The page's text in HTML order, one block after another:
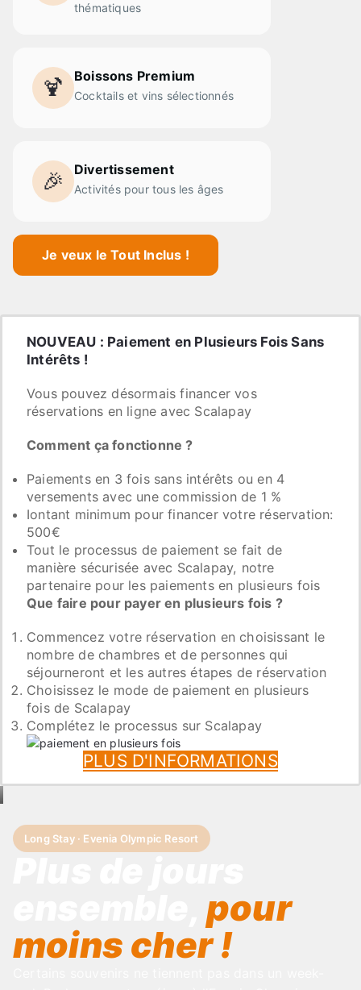
thématiques
🍹 Boissons Premium
Cocktails et vins sélectionnés
🎉 Divertissement
Activités pour tous les âges
Je veux le Tout Inclus !
NOUVEAU : Paiement en Plusieurs Fois Sans
Intérêts !
Vous pouvez désormais financer vos
réservations en ligne avec Scalapay
Comment ça fonctionne ?
Paiements en 3 fois sans intérêts ou en 4
versements avec une commission de 1 %
Iontant minimum pour financer votre réservation:
500€
Tout le processus de paiement se fait de
manière sécurisée avec Scalapay, notre
partenaire pour les paiements en plusieurs fois
Que faire pour payer en plusieurs fois ?
Commencez votre réservation en choisissant le
nombre de chambres et de personnes qui
séjourneront et les autres étapes de réservation
Choisissez le mode de paiement en plusieurs
fois de Scalapay
Complétez le processus sur Scalapay
PLUS D'INFORMATIONS
Long Stay · Evenia Olympic Resort
pour
moins cher !